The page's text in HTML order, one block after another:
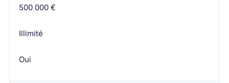
500 000 €
Illimité
Oui